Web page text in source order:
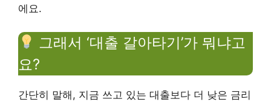
에요.
그래서 ‘대출 갈아타기’가 뭐냐고
요?
간단히 말해, 지금 쓰고 있는 대출보다 더 낮은 금리